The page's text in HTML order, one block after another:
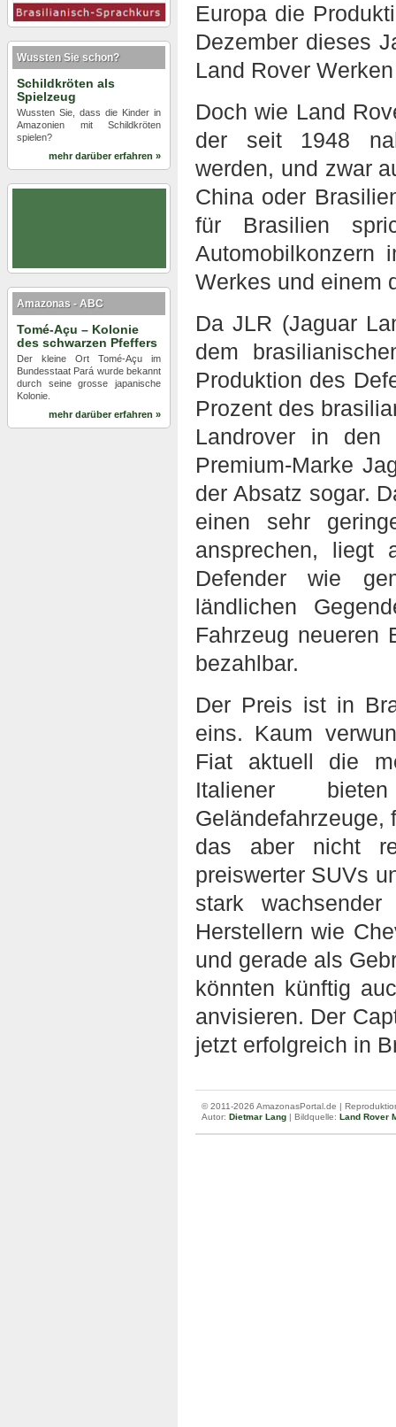
Europa die
Dezember dieses
Land Rover
Doch wie Land
der seit 1948
werden, und zwar
China oder
für Brasilien
Automobilkonzern
Werkes und einem
Da JLR (Jaguar
dem
Produktion des
Prozent des
Landrover in den
Premium-Marke
der Absatz sogar.
einen sehr
ansprechen,
Defender wie
ländlichen
Fahrzeug neueren
bezahlbar.
Der Preis ist in
eins. Kaum
Fiat aktuell die
Italiener
Geländefahrzeuge,
das aber nicht
preiswerter SUVs
stark
Herstellern wie
und gerade als
könnten künftig
anvisieren. Der
jetzt erfolgreich in
© 2011-2026 AmazonasPortal.de |
Autor: Dietmar Lang | Bildquelle: Land Rover
Wussten Sie schon?
Schildkröten als
Spielzeug
Wussten Sie, dass die Kinder in
Amazonien mit Schildkröten
spielen?
mehr darüber erfahren »
Amazonas - ABC
Tomé-Açu – Kolonie
des schwarzen Pfeffers
Der kleine Ort Tomé-Açu im
Bundesstaat Pará wurde bekannt
durch seine grosse japanische
Kolonie.
mehr darüber erfahren »